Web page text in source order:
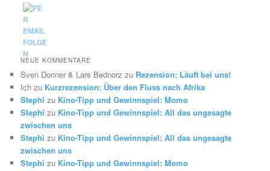
NEUE KOMMENTARE
Sven Donner & Lars Bednorz zu Rezension: Läuft bei uns!
Ich zu Kurzrezension: Über den Fluss nach Afrika
Stephi zu Kino-Tipp und Gewinnspiel: Momo
Stephi zu Kino-Tipp und Gewinnspiel: All das ungesagte
zwischen uns
Stephi zu Kino-Tipp und Gewinnspiel: All das ungesagte
zwischen uns
Stephi zu Kino-Tipp und Gewinnspiel: Momo